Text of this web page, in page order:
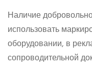
Наличие
использовать
оборудовании, в
сопроводительной